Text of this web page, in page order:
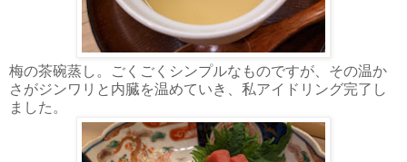
梅の茶碗蒸し。ごくごくシンプルなものですが、その温か
さがジンワリと内臓を温めていき、私アイドリング完了し
ました。